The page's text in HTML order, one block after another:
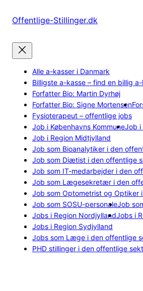
Offentlige-Stillinger.dk
Alle a-kasser i Danmark
Billigste a-kasse – find en billig
Forfatter Bio: Martin Dyrhøj
Forfatter Bio: Signe Mortensen
Fysioterapeut – offentlige jobs
Job i Københavns KommuneJob i
Job i Region Midtjylland
Job som Bioanalytiker i den
Job som Diætist i den offentlige
Job som IT-medarbejder i den
Job som Lægesekretær i den
Job som Optometrist og Optiker
Job som SOSU-personaleJob
Jobs i Region NordjyllandJobs i
Jobs i Region Sydjylland
Jobs som Læge i den offentlige
PHD stillinger i den offentlige